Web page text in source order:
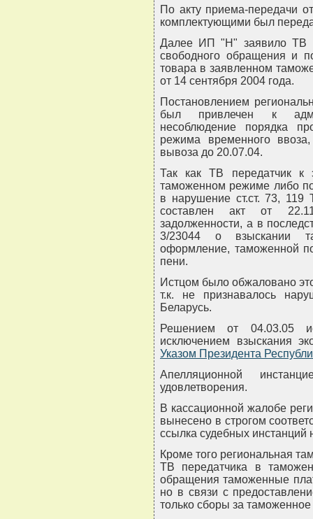
По акту приема-передачи
комплектующими был
Далее ИП "Н" заявило ТВ
свободного обращения и
товара в заявленном
от 14 сентября 2004 года.
Постановлением
был привлечен к
несоблюдение порядка
режима временного
вывоза до 20.07.04.
Так как ТВ передатчик
таможенном режиме либо
в нарушение ст.ст. 73, 119
составлен акт от
задолженности, а в
3/23044 о взыскании
оформление, таможенной
пени.
Истцом было обжаловано
т.к. не признавалось
Беларусь.
Решением от 04.03.05
исключением взыскания
Указом Президента
Апелляционной
удовлетворения.
В кассационной жалобе
вынесено в строгом
ссылка судебных инстанций
Кроме того региональная
ТВ передатчика в
обращения таможенные
но в связи с
только сборы за